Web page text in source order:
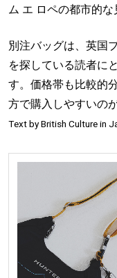
ム エ ロペの都市的な
別注バッグは、英国
を探している読者に
す。価格帯も比較的
方で購入しやすいの
Text by British Culture in